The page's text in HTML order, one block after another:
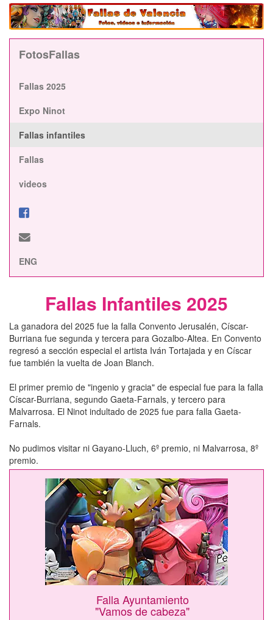
FotosFallas
Fallas 2025
Expo Ninot
Fallas infantiles
Fallas
videos
ENG
Fallas Infantiles 2025
La ganadora del 2025 fue la falla Convento Jerusalén, Císcar-
Burriana fue segunda y tercera para Gozalbo-Altea. En Convento
regresó a sección especial el artista Iván Tortajada y en Císcar
fue también la vuelta de Joan Blanch.
El primer premio de "ingenio y gracia" de especial fue para la falla
Císcar-Burriana, segundo Gaeta-Farnals, y tercero para
Malvarrosa. El Ninot indultado de 2025 fue para falla Gaeta-
Farnals.
No pudimos visitar ni Gayano-Lluch, 6º premio, ni Malvarrosa, 8º
premio.
Falla Ayuntamiento
"Vamos de cabeza"